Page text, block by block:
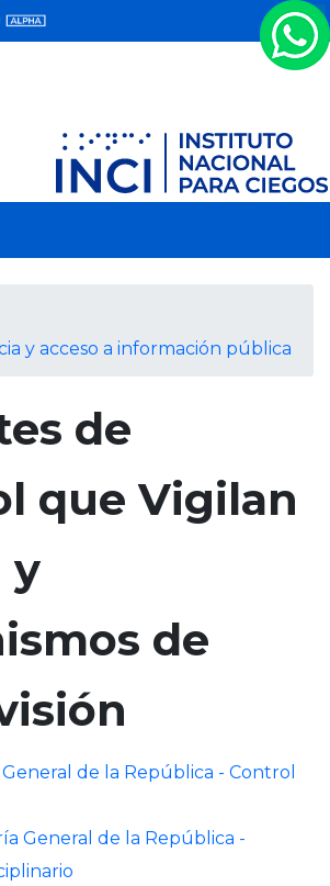
a
a
l
c
i
o
p
n
l
y acceso a información pública
de
que Vigilan
y
de
de la República - Control
General de la República -